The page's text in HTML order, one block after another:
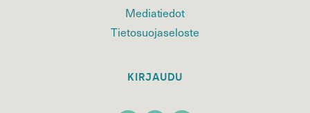
Mediatiedot
Tietosuojaseloste
KIRJAUDU